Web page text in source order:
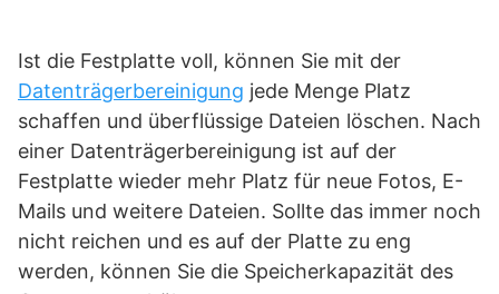
Ist die Festplatte voll, können Sie mit der
Datenträgerbereinigung jede Menge Platz
schaffen und überflüssige Dateien löschen. Nach
einer Datenträgerbereinigung ist auf der
Festplatte wieder mehr Platz für neue Fotos, E-
Mails und weitere Dateien. Sollte das immer noch
nicht reichen und es auf der Platte zu eng
werden, können Sie die Speicherkapazität des